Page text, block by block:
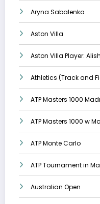
Aryna Sabalenka
Aston Villa
Aston Villa Player:
Athletics (Track and
ATP Masters 1000
ATP Masters 1000 w
ATP Monte Carlo
ATP Tournament in
Australian Open